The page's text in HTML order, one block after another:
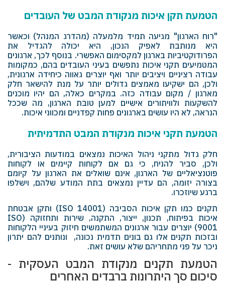
הטמעת תקן איכות מנקודת המבט של העובדים
"רוח הארגון" מגיעה תמיד מלמעלה (מהדרג המנהל) וכאשר
היא מנותבת לאפיק הנכון, היא יכולה להגדיל את
הפרודוקטיביות בארגון למקסימום האפשרי. בנוסף לכך, ארגונים
המטמיעים תקני איכות נתפשים בעיני העובדים בהם, כמקומות
עבודה רציניים ויציבים יותר ואף יוצרים גאווה כיחידה ארגונית,
ולכן, הם ישקיעו מאמצים גדולים יותר על מנת להישאר חלק
מארגון / מקום עבודה כזה. במקרים כאלה, הם יהיו מוכנים
להשקעות ולוויתורים אישיים למען טובת הארגון, מה שככל
הנראה, לא היו עושים בארגונים פחות קפדניים ומכווני איכות.
הטמעת תקני איכות מנקודת המבט התדמיתית
חלק גדול מתקני ניהול האיכות נמצאים במודעות הציבורית,
ולכן, סביר להניח, כי גם אם לקוחות קיימים או לקוחות
פוטנציאליים של הארגון, אינם שואלים את הארגון על קיומם
בצורה יזומה, הם עדיין נמצאים בתת המודע שלהם, וישלפו
ברגע שיוזכרו.
תקנים כמו תקן איכות הסביבה (ISO 14001) ותקן אבטחת
איכות בפיתוח, תכנון, ייצור, התקנה, שירות ותחזוקה (ISO
9001) יוצרים עבור ארגונים המשתמשים חיזוק בעיניי הלקוחות
ובזכות תקנים אלו גם בונים תדמית נכונה, ונותנים להם יתרון
ניכר על פני מתחריהם שלא עושים זאת.
הטמעת תקנים מנקודת המבט העסקית -
סיכום סך היתרונות ברבדים האחרים